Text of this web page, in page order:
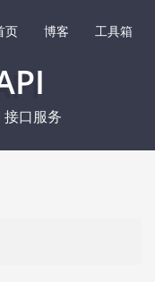
页 博客 工具箱
接口服务